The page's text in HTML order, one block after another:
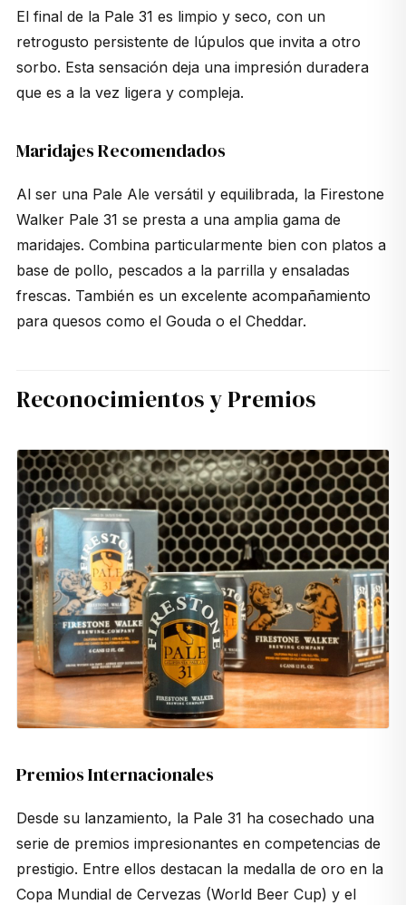
El final de la Pale 31 es limpio y seco, con un
retrogusto persistente de lúpulos que invita a otro
sorbo. Esta sensación deja una impresión duradera
que es a la vez ligera y compleja.
Maridajes Recomendados
Al ser una Pale Ale versátil y equilibrada, la Firestone
Walker Pale 31 se presta a una amplia gama de
maridajes. Combina particularmente bien con platos a
base de pollo, pescados a la parrilla y ensaladas
frescas. También es un excelente acompañamiento
para quesos como el Gouda o el Cheddar.
Reconocimientos y Premios
Premios Internacionales
Desde su lanzamiento, la Pale 31 ha cosechado una
serie de premios impresionantes en competencias de
prestigio. Entre ellos destacan la medalla de oro en la
Copa Mundial de Cervezas (World Beer Cup) y el